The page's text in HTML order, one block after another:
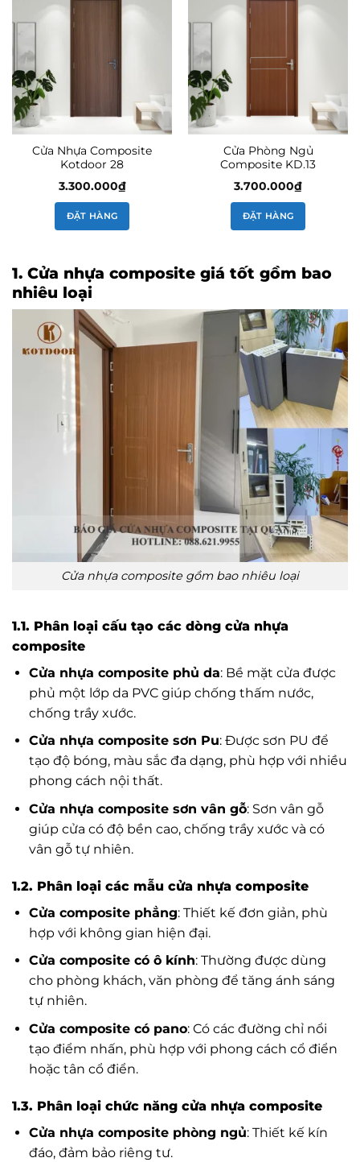
Cửa Nhựa Composite
Kotdoor 28
3.300.000₫
ĐẶT HÀNG
Cửa Phòng Ngủ
Composite KD.13
3.700.000₫
ĐẶT HÀNG
1. Cửa nhựa composite giá tốt gồm bao
nhiêu loại
Cửa nhựa composite gồm bao nhiêu loại
1.1. Phân loại cấu tạo các dòng cửa nhựa
composite
Cửa nhựa composite phủ da: Bề mặt cửa được
phủ một lớp da PVC giúp chống thấm nước,
chống trầy xước.
Cửa nhựa composite sơn Pu: Được sơn PU để
tạo độ bóng, màu sắc đa dạng, phù hợp với nhiều
phong cách nội thất.
Cửa nhựa composite sơn vân gỗ: Sơn vân gỗ
giúp cửa có độ bền cao, chống trầy xước và có
vân gỗ tự nhiên.
1.2. Phân loại các mẫu cửa nhựa composite
Cửa composite phẳng: Thiết kế đơn giản, phù
hợp với không gian hiện đại.
Cửa composite có ô kính: Thường được dùng
cho phòng khách, văn phòng để tăng ánh sáng
tự nhiên.
Cửa composite có pano: Có các đường chỉ nổi
tạo điểm nhấn, phù hợp với phong cách cổ điển
hoặc tân cổ điển.
1.3. Phân loại chức năng cửa nhựa composite
Cửa nhựa composite phòng ngủ: Thiết kế kín
đáo, đảm bảo riêng tư.